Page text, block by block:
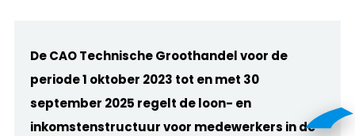
De CAO Technische Groothandel voor de
periode 1 oktober 2023 tot en met 30
september 2025 regelt de loon- en
inkomstenstructuur voor medewerkers in de